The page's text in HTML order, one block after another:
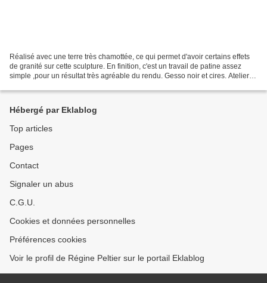
Réalisé avec une terre très chamottée, ce qui permet d'avoir certains effets
de granité sur cette sculpture. En finition, c'est un travail de patine assez
simple ,pour un résultat très agréable du rendu. Gesso noir et cires. Atelier
Hébergé par Eklablog
Top articles
Pages
Contact
Signaler un abus
C.G.U.
Cookies et données personnelles
Préférences cookies
Voir le profil de Régine Peltier sur le portail Eklablog